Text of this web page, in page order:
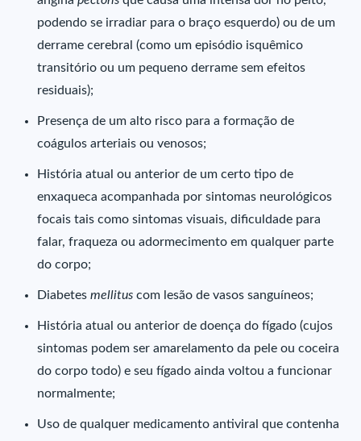
podendo se irradiar para o braço esquerdo) ou de um
derrame cerebral (como um episódio isquêmico
transitório ou um pequeno derrame sem efeitos
residuais);
Presença de um alto risco para a formação de
coágulos arteriais ou venosos;
História atual ou anterior de um certo tipo de
enxaqueca acompanhada por sintomas neurológicos
focais tais como sintomas visuais, dificuldade para
falar, fraqueza ou adormecimento em qualquer parte
do corpo;
Diabetes mellitus com lesão de vasos sanguíneos;
História atual ou anterior de doença do fígado (cujos
sintomas podem ser amarelamento da pele ou coceira
do corpo todo) e seu fígado ainda voltou a funcionar
normalmente;
Uso de qualquer medicamento antiviral que contenha